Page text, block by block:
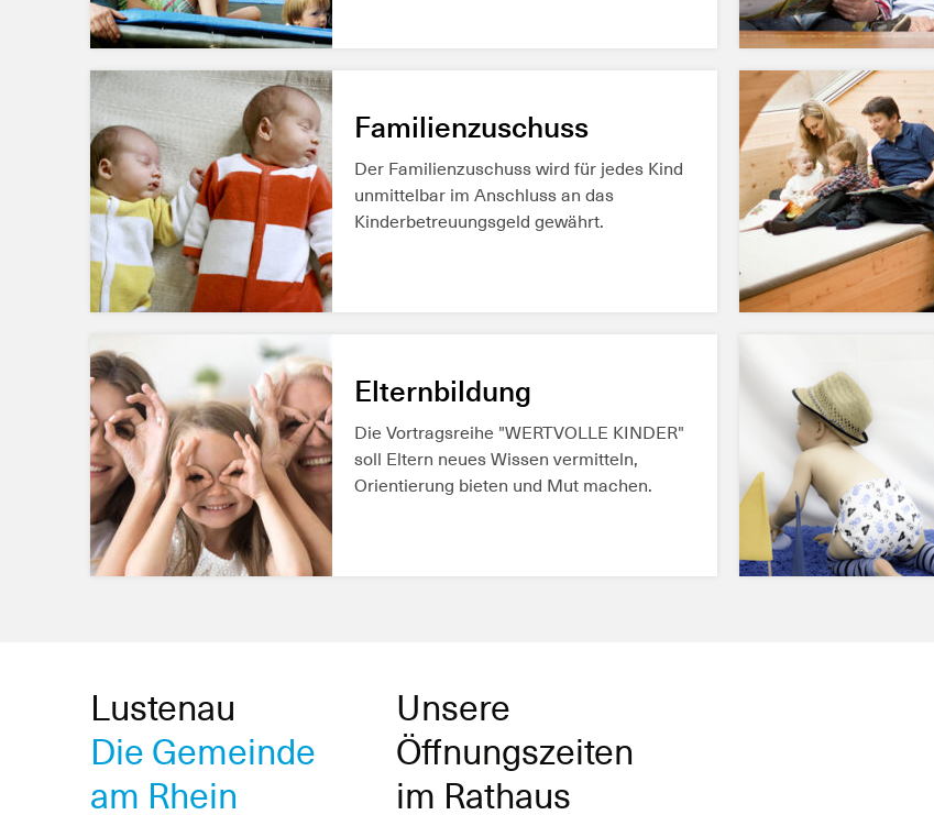
Familienzuschuss
Der Familienzuschuss wird für jedes Kind
unmittelbar im Anschluss an das
Kinderbetreuungsgeld gewährt.
Elternbildung
Die Vortragsreihe "WERTVOLLE KINDER"
soll Eltern neues Wissen vermitteln,
Orientierung bieten und Mut machen.
Lustenau
Die Gemeinde
am Rhein
Unsere
Öffnungszeiten
im Rathaus